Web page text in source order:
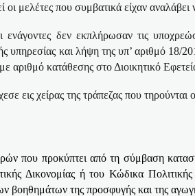
μελέτες που συμβατικά είχαν αναλάβει
ενάγοντες δεν εκπλήρωσαν τις
υπηρεσίας και λήψη της υπ’ αριθμό
αριθμό κατάθεσης στο Διοικητικό
εις χείρας της τράπεζας που
που προκύπτει από τη σύμβαση
Δικονομίας ή του Κώδικα
βοηθημάτων της προσφυγής και της